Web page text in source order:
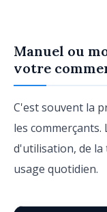
Manuel ou
votre
C'est souvent la
les
d'utilisation, de
usage quotidien.